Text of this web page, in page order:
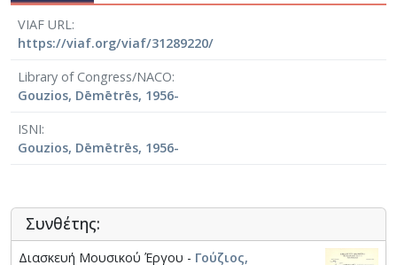
VIAF URL
https://viaf.org/viaf/31289220/
Library of Congress/NACO
Gouzios, Dēmētrēs, 1956-
ISNI
Gouzios, Dēmētrēs, 1956-
Συνθέτης:
Διασκευή Μουσικού Έργου - Γούζιος,